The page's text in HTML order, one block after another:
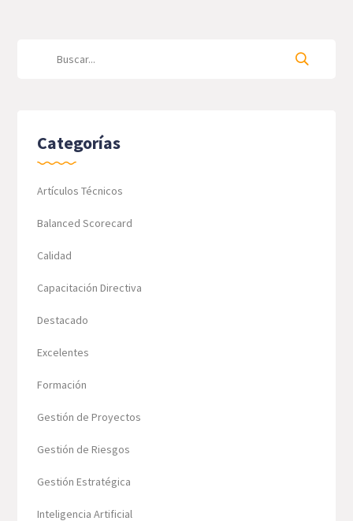
Categorías
Artículos Técnicos
Balanced Scorecard
Calidad
Capacitación Directiva
Destacado
Excelentes
Formación
Gestión de Proyectos
Gestión de Riesgos
Gestión Estratégica
Inteligencia Artificial